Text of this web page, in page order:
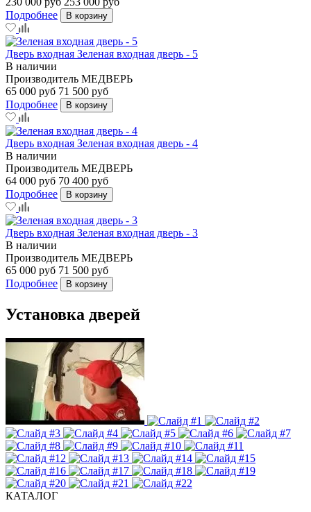
Подробнее
В корзину
Дверь входная Зеленая входная дверь - 5
В наличии
Производитель МЕДВЕРЬ
65 000 руб 71 500 руб
Подробнее
В корзину
Дверь входная Зеленая входная дверь - 4
В наличии
Производитель МЕДВЕРЬ
64 000 руб 70 400 руб
Подробнее
В корзину
Дверь входная Зеленая входная дверь - 3
В наличии
Производитель МЕДВЕРЬ
65 000 руб 71 500 руб
Подробнее
В корзину
Установка дверей
КАТАЛОГ